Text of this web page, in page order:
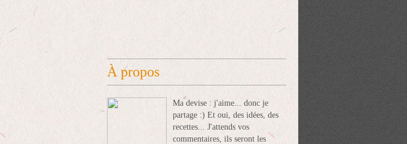
À propos
Ma devise : j'aime... donc je
partage :) Et oui, des idées, des
recettes... J'attends vos
commentaires, ils seront les